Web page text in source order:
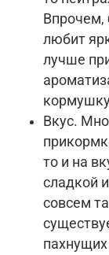
Впрочем,
любит
лучше
Вкус.
то и на
сладкой
совсем